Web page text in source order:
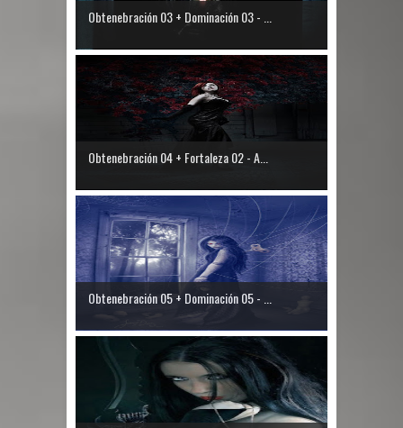
Obtenebración 03 + Dominación 03 - ...
Obtenebración 04 + Fortaleza 02 - A...
Obtenebración 05 + Dominación 05 - ...